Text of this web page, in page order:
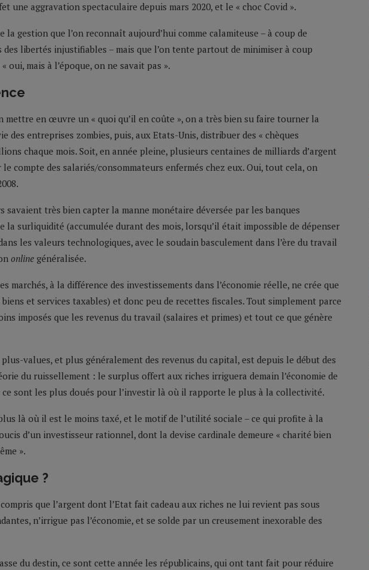
une aggravation spectaculaire depuis mars 2020, et le « choc Covid ».
la gestion que l’on reconnaît aujourd’hui comme calamiteuse – à coup de
libertés injustifiables – mais que l’on tente partout de minimiser à coup
oui, mais à l’époque, on ne savait pas ».
mettre en œuvre un « quoi qu’il en coûte », on a très bien su faire tourner la
des entreprises zombies, puis, aux Etats-Unis, distribuer des « chèques
chaque mois. Soit, en année pleine, plusieurs centaines de milliards d’argent
compte des salariés/consommateurs enfermés chez eux. Oui, tout cela, on
savaient très bien capter la manne monétaire déversée par les banques
la surliquidité (accumulée durant des mois, lorsqu’il était impossible de dépenser
les valeurs technologiques, avec le soudain basculement dans l’ère du travail
online généralisée.
marchés, à la différence des investissements dans l’économie réelle, ne crée que
et services taxables) et donc peu de recettes fiscales. Tout simplement parce
imposés que les revenus du travail (salaires et primes) et tout ce que génère
values, et plus généralement des revenus du capital, est depuis le début des
du ruissellement : le surplus offert aux riches irriguera demain l’économie de
sont les plus doués pour l’investir là où il rapporte le plus à la collectivité.
là où il est le moins taxé, et le motif de l’utilité sociale – ce qui profite à la
d’un investisseur rationnel, dont la devise cardinale demeure « charité bien
».
?
que l’argent dont l’Etat fait cadeau aux riches ne lui revient pas sous
n’irrigue pas l’économie, et se solde par un creusement inexorable des
du destin, ce sont cette année les républicains, qui ont tant fait pour réduire